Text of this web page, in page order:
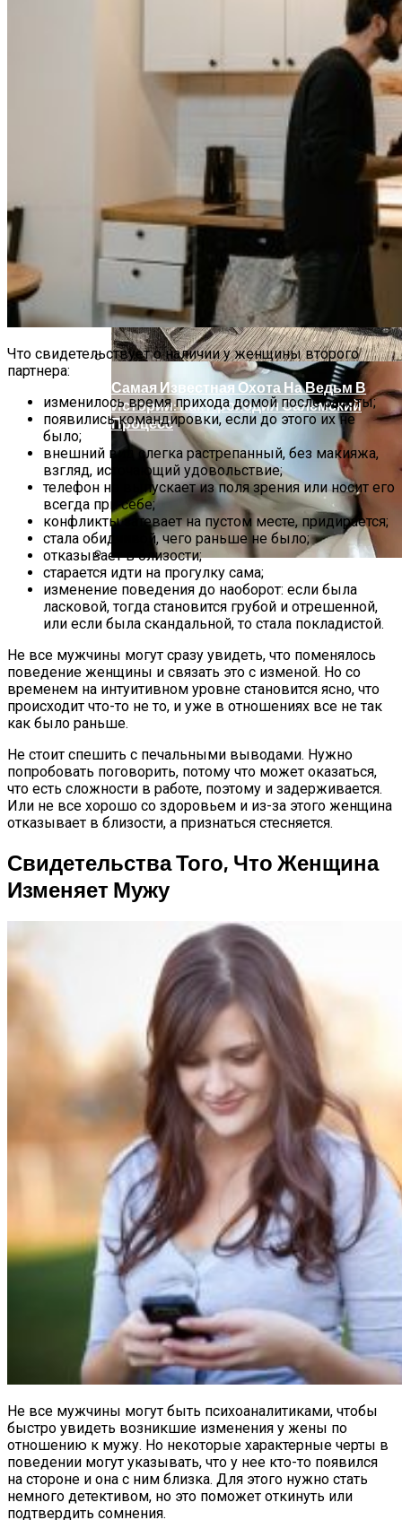
Женская Зимняя Обувь: 5 Стильных
Моделей, За Которыми
Выстраиваются В Очереди
Лунный Календарь Окрашивания
Волос На Октябрь 2025 Года
Самая Известная Охота На Ведьм В
Истории: Как Проходил Салемский
Процесс
Что свидетельствует о наличии у женщины второго
партнера:
изменилось время прихода домой после работы;
появились командировки, если до этого их не
было;
внешний вид слегка растрепанный, без макияжа,
взгляд, источающий удовольствие;
телефон не выпускает из поля зрения или носит его
всегда при себе;
конфликты затевает на пустом месте, придирается;
стала обидчивой, чего раньше не было;
отказывает в близости;
старается идти на прогулку сама;
изменение поведения до наоборот: если была
ласковой, тогда становится грубой и отрешенной,
или если была скандальной, то стала покладистой.
Не все мужчины могут сразу увидеть, что поменялось
поведение женщины и связать это с изменой. Но со
временем на интуитивном уровне становится ясно, что
происходит что-то не то, и уже в отношениях все не так
как было раньше.
Не стоит спешить с печальными выводами. Нужно
попробовать поговорить, потому что может оказаться,
что есть сложности в работе, поэтому и задерживается.
Или не все хорошо со здоровьем и из-за этого женщина
отказывает в близости, а признаться стесняется.
Свидетельства Того, Что Женщина
Изменяет Мужу
Не все мужчины могут быть психоаналитиками, чтобы
быстро увидеть возникшие изменения у жены по
отношению к мужу. Но некоторые характерные черты в
поведении могут указывать, что у нее кто-то появился
на стороне и она с ним близка. Для этого нужно стать
немного детективом, но это поможет откинуть или
подтвердить сомнения.